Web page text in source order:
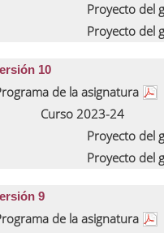
Proyecto del
Proyecto del
10
de la asignatura
Curso 2023-24
Proyecto del
Proyecto del
9
de la asignatura